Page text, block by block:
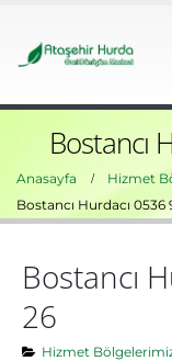
Bostancı
Anasayfa
Hizmet
Bostancı Hurdacı 0536
Bostancı
26
Hizmet